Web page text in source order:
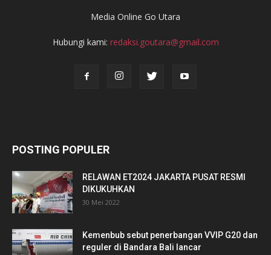
Media Online Go Utara
Hubungi kami: redaksi.goutara@gmail.com
POSTING POPULER
RELAWAN ET2024 JAKARTA PUSAT RESMI
DIKUKUHKAN
30 Mei 2022
Kemenbub sebut penerbangan VVIP G20 dan
reguler di Bandara Bali lancar